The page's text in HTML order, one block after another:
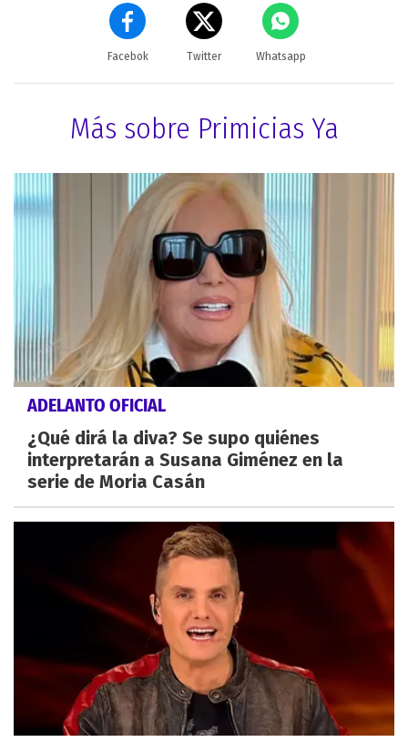
Facebok Twitter Whatsapp
Más sobre Primicias Ya
ADELANTO OFICIAL
¿Qué dirá la diva? Se supo quiénes
interpretarán a Susana Giménez en la
serie de Moria Casán